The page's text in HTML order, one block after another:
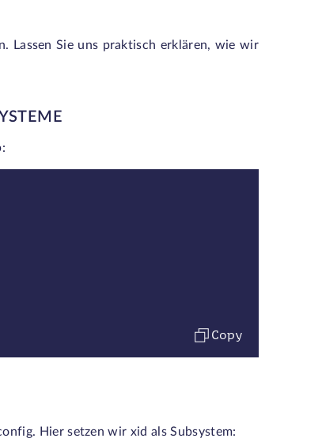
Lassen Sie uns praktisch erklären, wie wir
Copy
Hier setzen wir xid als Subsystem: